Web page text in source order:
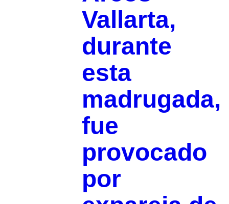
Vallarta,
durante
esta
madrugada,
fue
provocado
por